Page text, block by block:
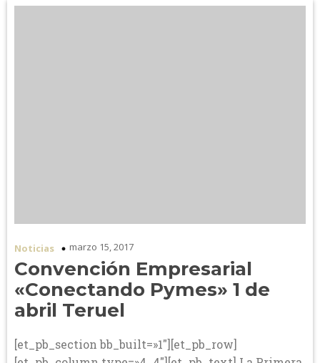
Noticias marzo 15, 2017
Convención Empresarial
«Conectando Pymes» 1 de
abril Teruel
[et_pb_section bb_built=»1″][et_pb_row]